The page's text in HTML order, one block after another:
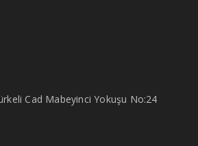
Cad Mabeyinci Yokuşu No:24